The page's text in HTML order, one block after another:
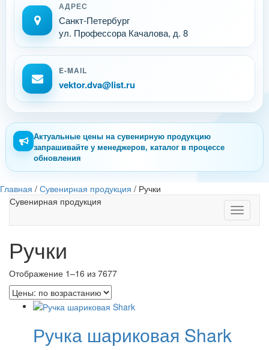
АДРЕС
Санкт-Петербург
ул. Профессора Качалова, д. 8
E-MAIL
vektor.dva@list.ru
Актуальные цены на сувенирную продукцию
запрашивайте у менеджеров, каталог в процессе
обновления
Главная / Сувенирная продукция / Ручки
Toggle
Сувенирная продукция
Ручки
Отображение 1–16 из 7677
Ручка шариковая Shark